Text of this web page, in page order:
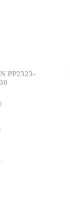
PP2323-